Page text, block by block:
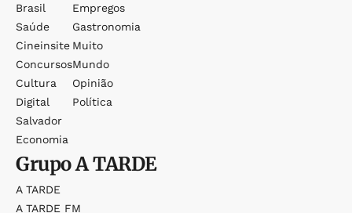
Brasil
Saúde
Cineinsite
Concursos
Cultura
Digital
Salvador
Economia
Empregos
Gastronomia
Muito
Mundo
Opinião
Política
GrupoA TARDE
A TARDE
A TARDE FM